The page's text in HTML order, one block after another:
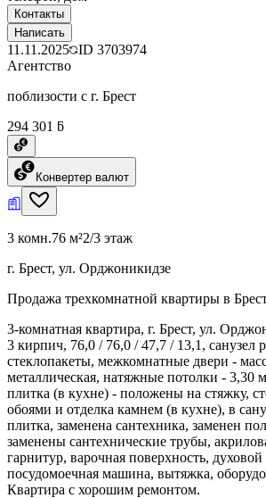
Контакты
Написать
11.11.2025 ID 3703974
Агентство
поблизости с г. Брест
294 301 ƃ
Конвертер валют
3 комн.76 м²2/3 этаж
г. Брест, ул. Орджоникидзе
Продажа трехкомнатной квартиры в
3-комнатная квартира, г. Брест, ул.
3 кирпич, 76,0 / 76,0 / 47,7 / 13,1, санузел
стеклопакеты, межкомнатные двери -
металлическая, натяжные потолки - 3,30
плитка (в кухне) - положены на стяжку,
обоями и отделка камнем (в кухне), в
плитка, заменена сантехника, заменен
заменены сантехнические трубы,
гарнитур, варочная поверхность,
посудомоечная машина, вытяжка,
Квартира с хорошим ремонтом.